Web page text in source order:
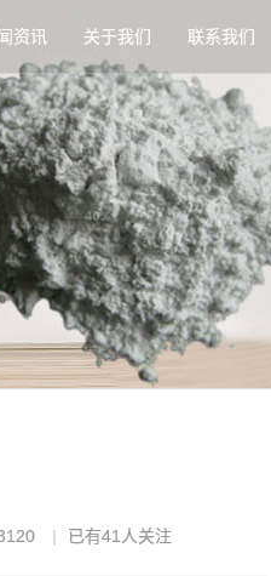
资讯 关于我们 联系我们
已有41人关注